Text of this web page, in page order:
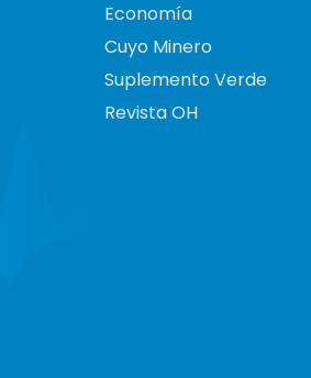
Economía
Cuyo Minero
Suplemento Verde
Revista OH